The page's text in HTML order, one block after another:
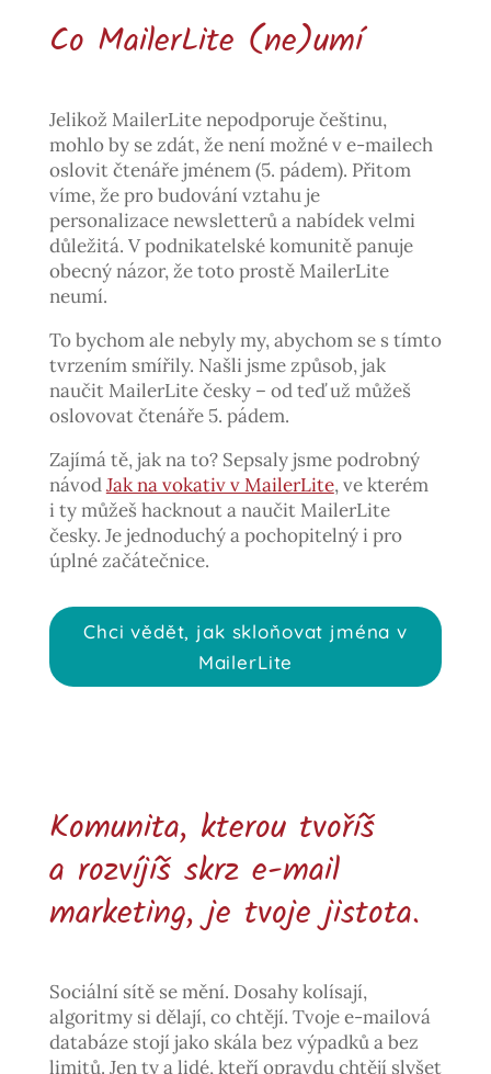
Co MailerLite (ne)umí
Jelikož MailerLite nepodporuje češtinu,
mohlo by se zdát, že není možné v e-mailech
oslovit čtenáře jménem (5. pádem). Přitom
víme, že pro budování vztahu je
personalizace newsletterů a nabídek velmi
důležitá. V podnikatelské komunitě panuje
obecný názor, že toto prostě MailerLite
neumí.
To bychom ale nebyly my, abychom se s tímto
tvrzením smířily. Našli jsme způsob, jak
naučit MailerLite česky – od teď už můžeš
oslovovat čtenáře 5. pádem.
Zajímá tě, jak na to? Sepsaly jsme podrobný
návodJak na vokativ v MailerLite, ve kterém
i ty můžeš hacknout a naučit MailerLite
česky. Je jednoduchý a pochopitelný i pro
úplné začátečnice.
Chci vědět, jak skloňovat jména v
MailerLite
Komunita, kterou tvoříš
a rozvíjíš skrz e-mail
marketing, je tvoje jistota.
Sociální sítě se mění. Dosahy kolísají,
algoritmy si dělají, co chtějí. Tvoje e-mailová
databáze stojí jako skála bez výpadků a bez
limitů. Jen ty a lidé, kteří opravdu chtějí slyšet